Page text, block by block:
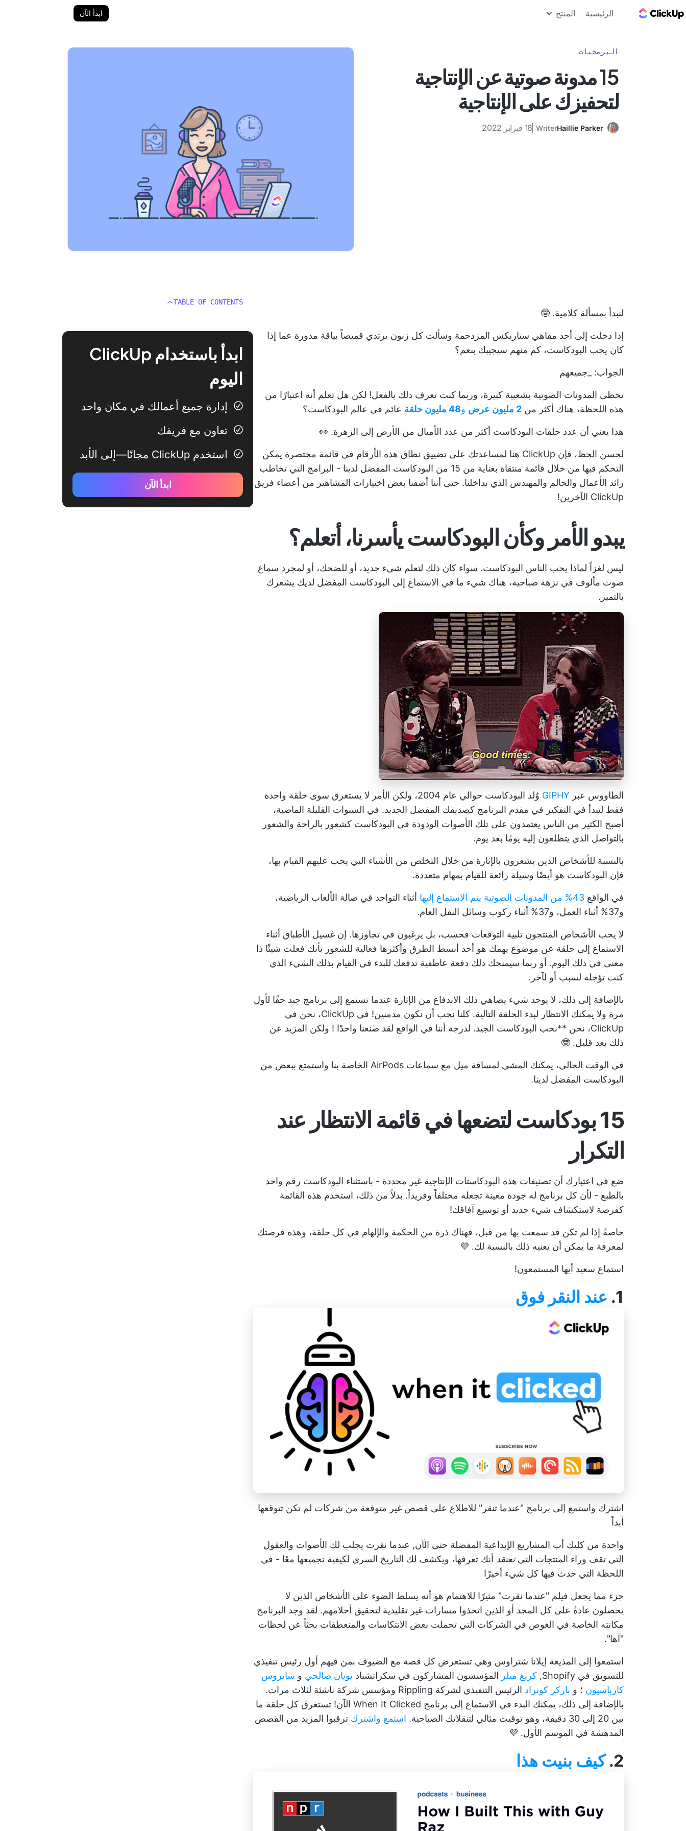
الرئيسية المنتج ابدأ الآن
البرمجيات
15 مدونة صوتية عن الإنتاجية
لتحفيزك على الإنتاجية
Haillie Parker
Writer 18 فبراير 2022
لنبدأ بمسألة كلامية. 🤓
إذا دخلت إلى أحد مقاهي ستاربكس المزدحمة وسألت كل زبون يرتدي قميصاً بياقة مدورة عما إذا
كان يحب البودكاست، كم منهم سيجيبك بنعم؟
الجواب: _جميعهم
تحظى المدونات الصوتية بشعبية كبيرة، وربما كنت تعرف ذلك بالفعل! لكن هل تعلم أنه اعتبارًا من
هذه اللحظة، هناك أكثر من 2 مليون عرض و48 مليون حلقة عائم في عالم البودكاست؟
هذا يعني أن عدد حلقات البودكاست أكثر من عدد الأميال من الأرض إلى الزهرة. 👀
لحسن الحظ، فإن ClickUp هنا لمساعدتك على تضييق نطاق هذه الأرقام في قائمة مختصرة يمكن
التحكم فيها من خلال قائمة منتقاة بعناية من 15 من البودكاست المفضل لدينا - البرامج التي تخاطب
رائد الأعمال والحالم والمهندس الذي بداخلنا. حتى أننا أضفنا بعض اختيارات المشاهير من أعضاء فريق
ClickUp الآخرين!
يبدو الأمر وكأن البودكاست يأسرنا، أتعلم؟
ليس لغزاً لماذا يحب الناس البودكاست. سواء كان ذلك لتعلم شيء جديد، أو للضحك، أو لمجرد سماع
صوت مألوف في نزهة صباحية، هناك شيء ما في الاستماع إلى البودكاست المفضل لديك يشعرك
بالتميز.
الطاووس عبر GIPHY
وُلد البودكاست حوالي عام 2004، ولكن الأمر لا يستغرق سوى حلقة واحدة
فقط لتبدأ في التفكير في مقدم البرنامج كصديقك المفضل الجديد. في السنوات القليلة الماضية،
أصبح الكثير من الناس يعتمدون على تلك الأصوات الودودة في البودكاست كشعور بالراحة والشعور
بالتواصل الذي يتطلعون إليه يومًا بعد يوم.
بالنسبة للأشخاص الذين يشعرون بالإثارة من خلال التخلص من الأشياء التي يجب عليهم القيام بها،
فإن البودكاست هو أيضًا وسيلة رائعة للقيام بمهام متعددة.
في الواقع 43% من المدونات الصوتية يتم الاستماع إليها
أثناء التواجد في صالة الألعاب الرياضية،
و37% أثناء العمل، و37% أثناء ركوب وسائل النقل العام.
لا يحب الأشخاص المنتجون تلبية التوقعات فحسب، بل يرغبون في تجاوزها. إن غسيل الأطباق أثناء
الاستماع إلى حلقة عن موضوع يهمك هو أحد أبسط الطرق وأكثرها فعالية للشعور بأنك فعلت شيئًا ذا
معنى في ذلك اليوم. أو ربما سيمنحك ذلك دفعة عاطفية تدفعك للبدء في القيام بذلك الشيء الذي
كنت تؤجله لسبب أو لآخر.
بالإضافة إلى ذلك، لا يوجد شيء يضاهي ذلك الاندفاع من الإثارة عندما تستمع إلى برنامج جيد حقًا لأول
مرة ولا يمكنك الانتظار لبدء الحلقة التالية. كلنا نحب أن نكون مدمنين! في ClickUp، نحن في
ClickUp، نحن **نحب البودكاست الجيد. لدرجة أننا في الواقع
لقد صنعنا واحدًا ! ولكن المزيد عن
ذلك بعد قليل. 🤓
في الوقت الحالي، يمكنك المشي لمسافة ميل مع سماعات AirPods الخاصة بنا واستمتع ببعض من
البودكاست المفضل لدينا.
15 بودكاست لتضعها في قائمة الانتظار عند
التكرار
ضع في اعتبارك أن تصنيفات هذه البودكاستات الإنتاجية غير محددة - باستثناء البودكاست رقم واحد
بالطبع - لأن كل برنامج له جودة معينة تجعله مختلفاً وفريداً. بدلاً من ذلك، استخدم هذه القائمة
كفرصة لاستكشاف شيء جديد أو توسيع آفاقك!
خاصةً إذا لم تكن قد سمعت بها من قبل، فهناك ذرة من الحكمة والإلهام في كل حلقة، وهذه فرصتك
لمعرفة ما يمكن أن يعنيه ذلك بالنسبة لك. 💜
استماع سعيد أيها المستمعون!
1. عند النقر فوق
اشترك واستمع إلى برنامج "عندما تنقر" للاطلاع على قصص غير متوقعة من شركات لم تكن تتوقعها
أبداً
واحدة من كليك أب المشاريع الإبداعية المفضلة حتى الآن, عندما نقرت يجلب لك الأصوات والعقول
التي تقف وراء المنتجات التيتعتقد أنك تعرفها، ويكشف لك التاريخ السري لكيفية تجميعها معًا - في
اللحظة التي حدث فيها كل شيء أخيرًا
جزء مما يجعل فيلم "عندما نقرت" مثيرًا للاهتمام هو أنه يسلط الضوء على الأشخاص الذين لا
يحصلون عادةً على كل المجد أو الذين اتخذوا مسارات غير تقليدية لتحقيق أحلامهم. لقد وجد البرنامج
مكانته الخاصة في الغوص في الشركات التي تحملت بعض الانتكاسات والمنعطفات بحثاً عن لحظات
"آها".
استمعوا إلى المذيعة إيلانا شتراوس وهي تستعرض كل قصة مع الضيوف بمن فيهم أول رئيس تنفيذي
للتسويق في Shopify,
كريغ ميلر المؤسسون المشاركون في سكراتشباد بويان صالحي و سايروس
كارباسيون ؛ و باركر كونراد
الرئيس التنفيذي لشركة Rippling ومؤسس شركة ناشئة لثلاث مرات.
بالإضافة إلى ذلك، يمكنك البدء في الاستماع إلى برنامج When It Clicked الآن! تستغرق كل حلقة ما
بين 20 إلى 30 دقيقة، وهو توقيت مثالي لتنقلاتك الصباحية.
استمع واشترك ترقبوا المزيد من القصص
المدهشة في الموسم الأول. 💜
2. كيف بنيت هذا
TABLE OF CONTENTS
ابدأ باستخدام ClickUp
اليوم
إدارة جميع أعمالك في مكان واحد
تعاون مع فريقك
استخدم ClickUp مجانًا—إلى الأبد
ابدأ الآن